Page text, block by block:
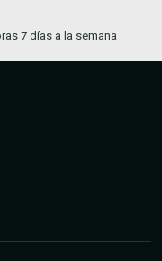
7 días a la semana